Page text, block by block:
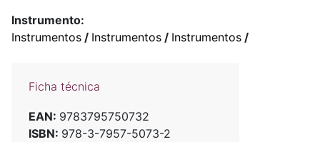
Instrumento:
Instrumentos / Instrumentos / Instrumentos /
Ficha técnica
EAN: 9783795750732
ISBN: 978-3-7957-5073-2